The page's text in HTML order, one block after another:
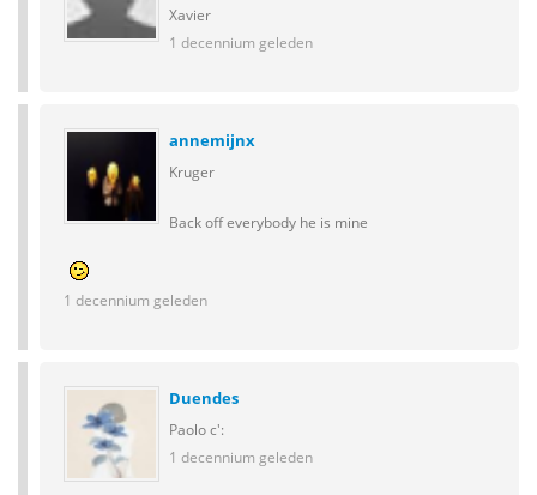
Xavier
1 decennium geleden
annemijnx
Kruger
Back off everybody he is mine
1 decennium geleden
Duendes
Paolo c':
1 decennium geleden